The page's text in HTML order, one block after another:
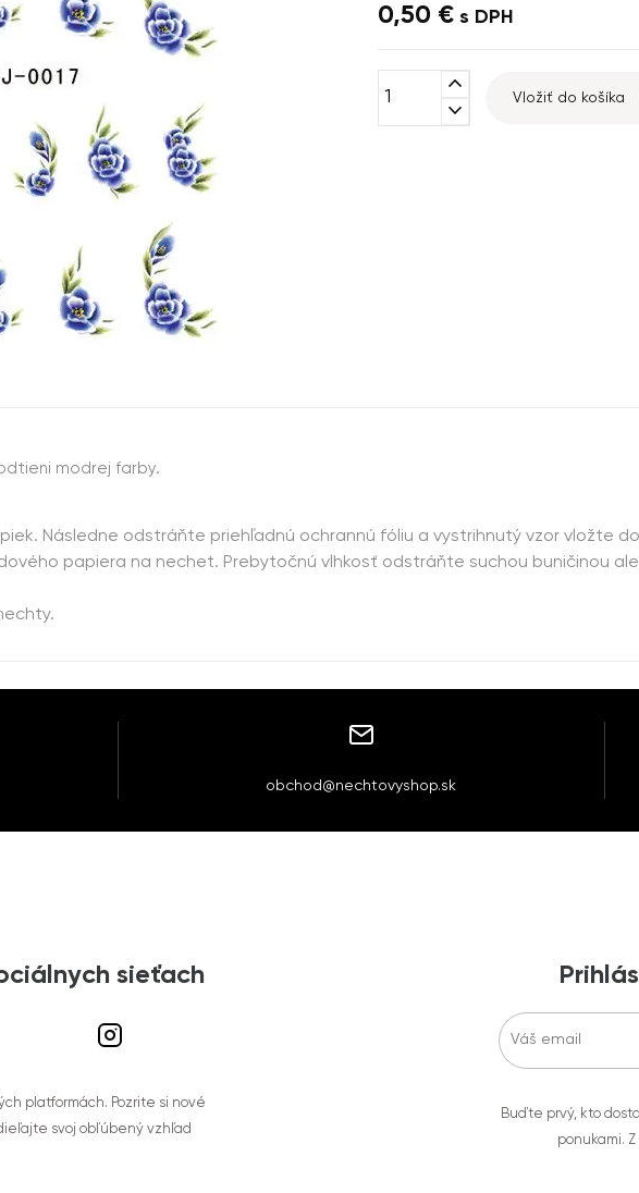
0,50 € s DPH
expand_less
expand_more
Vložiť do košíka
modrej farby.
Následne odstráňte priehľadnú ochrannú fóliu a vystrihnutý vzor vložte
papiera na nechet. Prebytočnú vlhkosť odstráňte suchou buničinou
obchod@nechtovyshop.sk
sieťach
platformách. Pozrite si nové
svoj obľúbený vzhľad
Buďte prvý, kto
ponukami.